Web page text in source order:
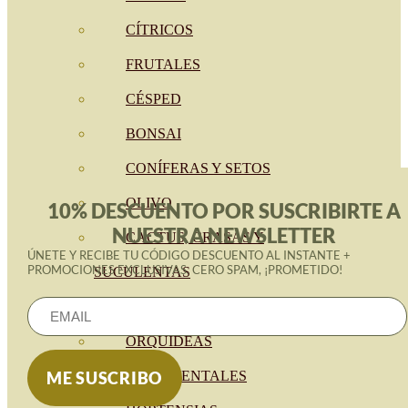
CÍTRICOS
FRUTALES
CÉSPED
BONSAI
CONÍFERAS Y SETOS
OLIVO
CACTUS, CRASAS Y
SUCULENTAS
ORQUIDEAS
ORNAMENTALES
10% DESCUENTO POR SUSCRIBIRTE A
NUESTRA NEWSLETTER
ÚNETE Y RECIBE TU CÓDIGO DESCUENTO AL INSTANTE +
PROMOCIONES EXCLUSIVAS. CERO SPAM, ¡PROMETIDO!